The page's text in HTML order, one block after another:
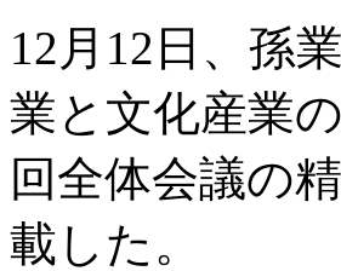
12月12日、孫
業と文化産業
回全体会議の
載した。